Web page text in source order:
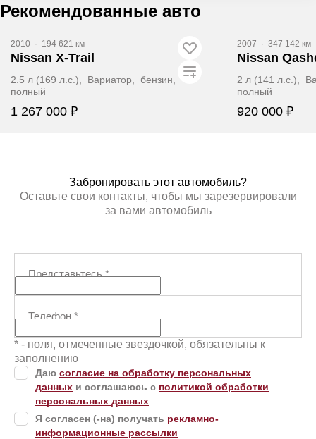
Рекомендованные авто
2010 · 194 621 км
Nissan X-Trail
2.5 л (169 л.с.), Вариатор, бензин,
полный
1 267 000 ₽
2007 · 347 142 км
Nissan
2 л (141 л.с.),
полный
920 000 ₽
Забронировать этот автомобиль?
Оставьте свои контакты, чтобы мы зарезервировали
за вами автомобиль
Представьтесь*
Телефон*
* - поля, отмеченные звездочкой, обязательны к
заполнению
Даю согласие на обработку персональных
данных и соглашаюсь с политикой обработки
персональных данных
Я согласен (-на) получать рекламно-
информационные рассылки